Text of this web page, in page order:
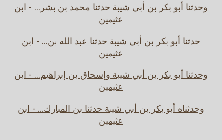
وحدثنا أبو بكر بن أبي شيبة حدثنا محمد بن بشر... - ابن
عثيمين
حدثنا أبو بكر بن أبي شيبة حدثنا عبد الله بن... - ابن
عثيمين
وحدثنا أبو بكر بن أبي شيبة وإسحاق بن إبراهيم... - ابن
عثيمين
وحدثناه أبو بكر بن أبي شيبة حدثنا بن المبارك... - ابن
عثيمين